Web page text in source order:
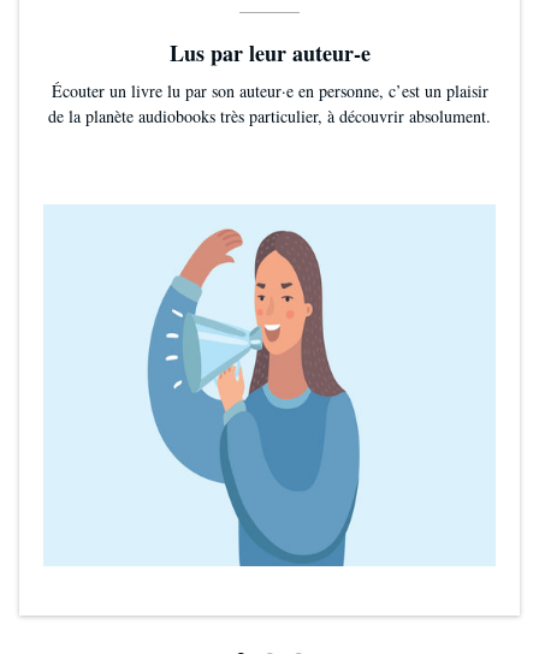
Lus par leur auteur-e
Écouter un livre lu par son auteur·e en personne, c’est un plaisir
de la planète audiobooks très particulier, à découvrir absolument.